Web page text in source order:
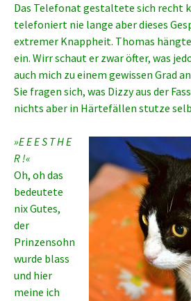
Das Telefonat gestaltete sich recht
telefoniert nie lange aber dieses
extremer Knappheit. Thomas
ein. Wirr schaut er zwar öfter, was
auch mich zu einem gewissen Grad
Sie fragen sich, was Dizzy aus der
nichts aber in Härtefällen stutze
»E E E S T H E
R !«
Oh, oh das
bedeutete
nix Gutes,
der
Prinzensohn
wurde blass
und hier
meine ich